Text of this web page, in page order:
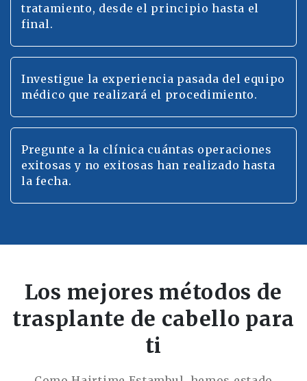
tratamiento, desde el principio hasta el
final.
Investigue la experiencia pasada del equipo
médico que realizará el procedimiento.
Pregunte a la clínica cuántas operaciones
exitosas y no exitosas han realizado hasta
la fecha.
Los mejores métodos de
trasplante de cabello para
ti